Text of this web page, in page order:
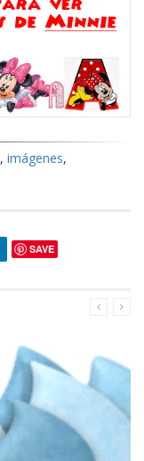
, imágenes,
SAVE